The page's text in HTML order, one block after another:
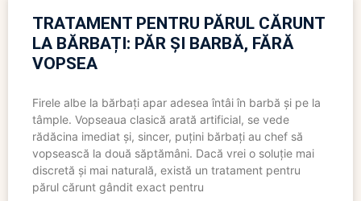
TRATAMENT PENTRU PĂRUL CĂRUNT
LA BĂRBAȚI: PĂR ȘI BARBĂ, FĂRĂ
VOPSEA
Firele albe la bărbați apar adesea întâi în barbă și pe la
tâmple. Vopseaua clasică arată artificial, se vede
rădăcina imediat și, sincer, puțini bărbați au chef să
vopsească la două săptămâni. Dacă vrei o soluție mai
discretă și mai naturală, există un tratament pentru
părul cărunt gândit exact pentru